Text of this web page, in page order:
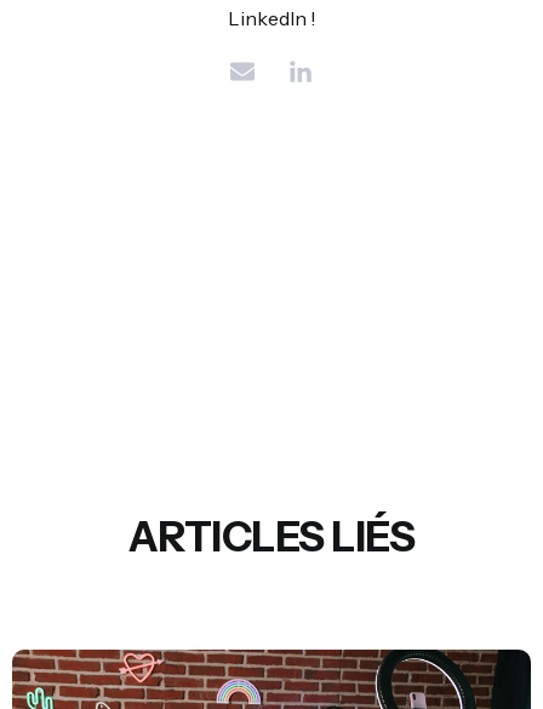
LinkedIn !
ARTICLES LIÉS